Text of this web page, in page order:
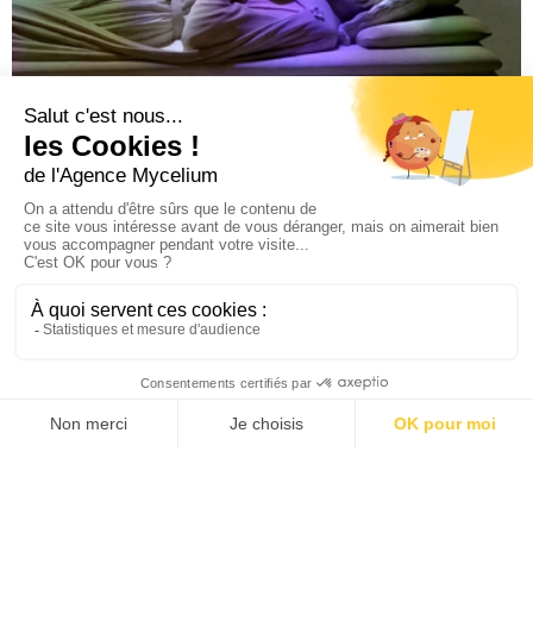
Espace muséal Paul Gauguin en Polynésie
Tahiti, Polynésie